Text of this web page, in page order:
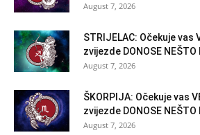
August 7, 2026
STRIJELAC: Očekuje vas
zvijezde DONOSE NEŠTO
August 7, 2026
ŠKORPIJA: Očekuje vas
zvijezde DONOSE NEŠTO
August 7, 2026